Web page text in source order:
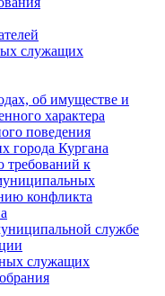
служащих
об имуществе и
характера
поведения
города Кургана
к
конфликта
службе
служащих